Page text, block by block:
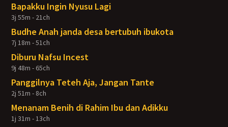
Bapakku Ingin Nyusu Lagi
3j 55m - 21ch
Budhe Anah janda desa bertubuh ibukota
7j 18m - 51ch
Diburu Nafsu Incest
9j 48m - 65ch
Panggilnya Teteh Aja, Jangan Tante
2j 51m - 8ch
Menanam Benih di Rahim Ibu dan Adikku
1j 31m - 13ch